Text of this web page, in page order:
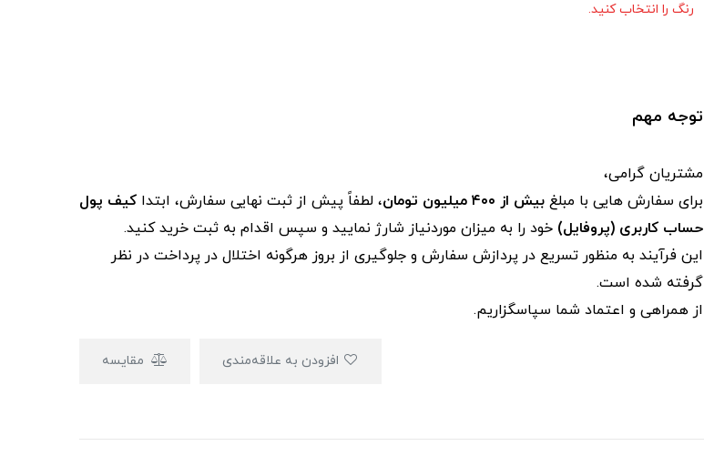
رنگ را انتخاب کنید.
توجه مهم
مشتریان گرامی،
برای سفارش‌ هایی با مبلغ بیش از ۴۰۰ میلیون تومان ، لطفاً پیش از ثبت نهایی سفارش، ابتدا کیف پول
حساب کاربری (پروفایل) خود را به میزان موردنیاز شارژ نمایید و سپس اقدام به ثبت خرید کنید.
این فرآیند به‌ منظور تسریع در پردازش سفارش و جلوگیری از بروز هرگونه اختلال در پرداخت در نظر
گرفته شده است.
از همراهی و اعتماد شما سپاسگزاریم.
مقایسه